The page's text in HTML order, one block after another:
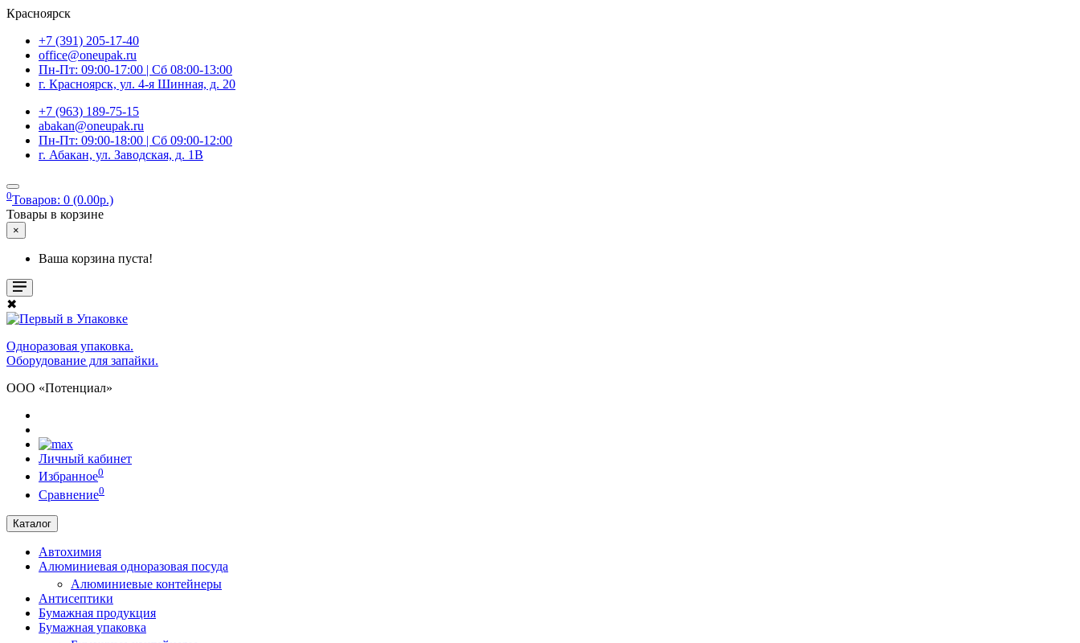
Красноярск
+7 (391) 205-17-40
office@oneupak.ru
Пн-Пт: 09:00-17:00 | Сб 08:00-13:00
г. Красноярск, ул. 4-я Шинная, д. 20
+7 (963) 189-75-15
abakan@oneupak.ru
Пн-Пт: 09:00-18:00 | Сб 09:00-12:00
г. Абакан, ул. Заводская, д. 1В
0Товаров: 0 (0.00р.)
Товары в корзине
×
Ваша корзина пуста!
✖
Одноразовая упаковка.
Оборудование для запайки.
ООО «Потенциал»
Личный кабинет
Избранное0
Сравнение0
Каталог
Автохимия
Алюминиевая одноразовая посуда
Алюминиевые контейнеры
Антисептики
Бумажная продукция
Бумажная упаковка